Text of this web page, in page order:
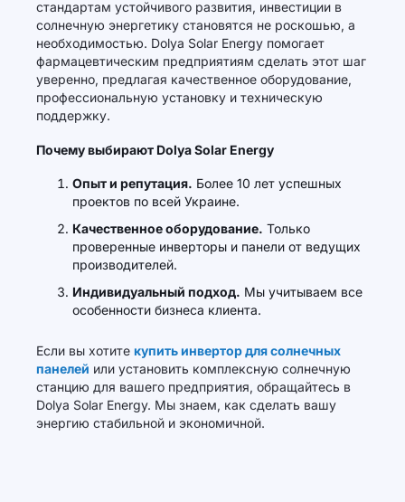
стандартам устойчивого развития, инвестиции в
солнечную энергетику становятся не роскошью, а
необходимостью. Dolya Solar Energy помогает
фармацевтическим предприятиям сделать этот шаг
уверенно, предлагая качественное оборудование,
профессиональную установку и техническую
поддержку.
Почему выбирают Dolya Solar Energy
Опыт и репутация. Более 10 лет успешных
проектов по всей Украине.
Качественное оборудование. Только
проверенные инверторы и панели от ведущих
производителей.
Индивидуальный подход. Мы учитываем все
особенности бизнеса клиента.
Если вы хотите купить инвертор для солнечных
панелей или установить комплексную солнечную
станцию для вашего предприятия, обращайтесь в
Dolya Solar Energy. Мы знаем, как сделать вашу
энергию стабильной и экономичной.